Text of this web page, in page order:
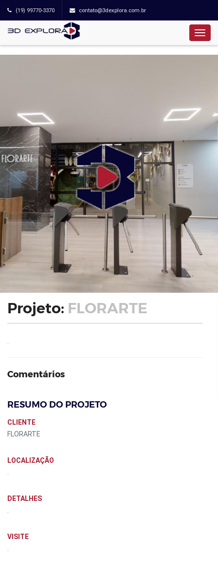
(19) 99770-3370 contato@3dexplora.com.br
Projeto: FLORARTE
Comentários
RESUMO DO PROJETO
CLIENTE
FLORARTE
LOCALIZAÇÃO
DETALHES
VISITE